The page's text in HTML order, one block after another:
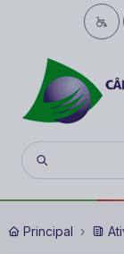
Principal